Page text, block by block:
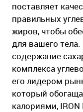
поставляет
правильных
жиров, чтобы
для вашего
содержание
комплекса
его лидером
который
калориями,